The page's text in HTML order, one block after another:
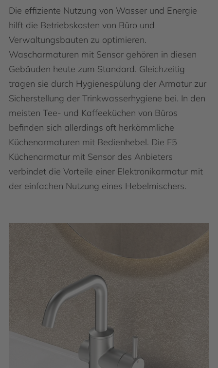
Die effiziente Nutzung von Wasser und Energie
hilft die Betriebskosten von Büro und
Verwaltungsbauten zu optimieren.
Wascharmaturen mit Sensor gehören in diesen
Gebäuden heute zum Standard. Gleichzeitig
tragen sie durch Hygienespülung der Armatur zur
Sicherstellung der Trinkwasserhygiene bei. In den
meisten Tee- und Kaffeeküchen von Büros
befinden sich allerdings oft herkömmliche
Küchenarmaturen mit Bedienhebel. Die F5
Küchenarmatur mit Sensor des Anbieters
verbindet die Vorteile einer Elektronikarmatur mit
der einfachen Nutzung eines Hebelmischers.